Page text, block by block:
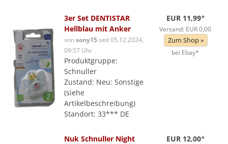
3er Set DENTISTAR
Hellblau mit Anker
vonsony15seit 05.12.2024,
09:57 Uhr
Produktgruppe:
Schnuller
Zustand: Neu: Sonstige
(siehe
Artikelbeschreibung)
Standort: 33*** DE
EUR 11,99*
Versand: EUR 0,00
Zum Shop »
bei Ebay*
Nuk Schnuller Night
EUR 12,00*